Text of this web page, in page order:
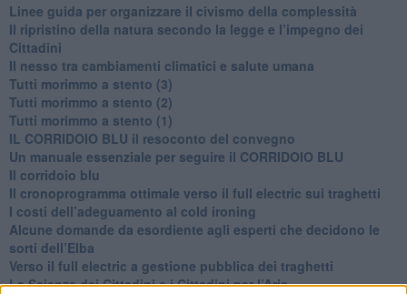
​Linee guida per organizzare il civismo della complessità
​Il ripristino della natura secondo la legge e l’impegno dei
Cittadini
Il nesso tra cambiamenti climatici e salute umana
Tutti morimmo a stento (3)
Tutti morimmo a stento (2)
​Tutti morimmo a stento (1)
IL CORRIDOIO BLU il resoconto del convegno
Un manuale essenziale per seguire il CORRIDOIO BLU
Il corridoio blu
​Il cronoprogramma ottimale verso il full electric sui traghetti
​I costi dell’adeguamento al cold ironing
Alcune domande da esordiente agli esperti che decidono le
sorti dell’Elba
Verso il full electric a gestione pubblica dei traghetti​
​La Scienza dei Cittadini e i Cittadini per l’Aria